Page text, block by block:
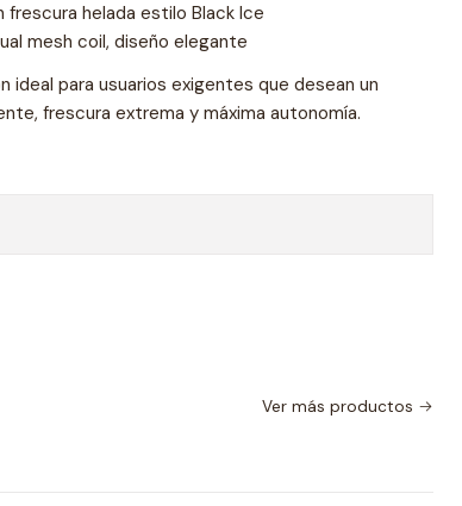
helada estilo Black Ice
mesh coil, diseño elegante
ideal para usuarios exigentes que desean un
frescura extrema y máxima autonomía.
Ver más productos